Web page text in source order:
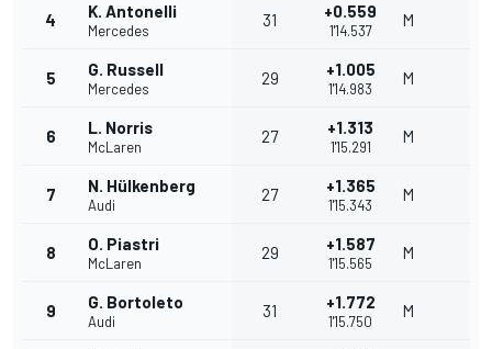
4 K. Antonelli
Mercedes
31 +0.559
1'14.537
M
5 G. Russell
Mercedes
29 +1.005
1'14.983
M
6 L. Norris
McLaren
27 +1.313
1'15.291
M
7 N. Hülkenberg
Audi
27 +1.365
1'15.343
M
8 O. Piastri
McLaren
29 +1.587
1'15.565
M
9 G. Bortoleto
Audi
31 +1.772
1'15.750
M